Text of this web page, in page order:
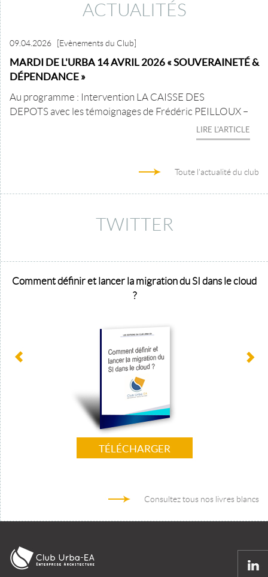
ACTUALITÉS
09.04.2026 [Evènements du Club]
MARDI DE L'URBA 14 AVRIL 2026 « SOUVERAINETÉ &
DÉPENDANCE »
Au programme : Intervention LA CAISSE DES
DEPOTS avec les témoignages de Frédéric PEILLOUX –
LIRE L'ARTICLE
Toute l'actualité du club
TWITTER
Comment définir et lancer la migration du SI dans le cloud
?
TÉLÉCHARGER
Consultez tous nos livres blancs